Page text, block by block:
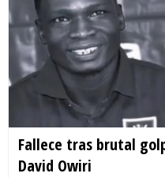
Fallece tras brutal
David Owiri